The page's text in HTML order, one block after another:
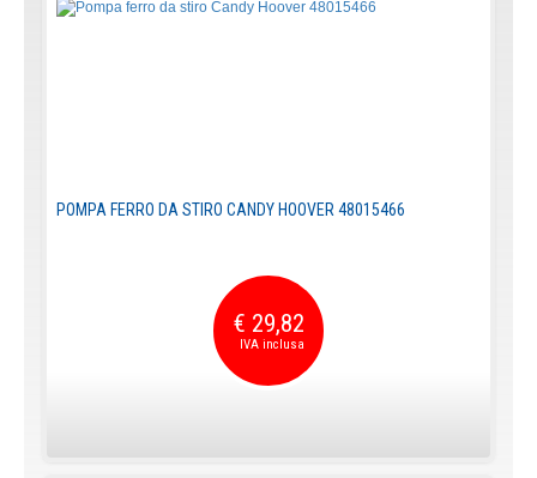
POMPA FERRO DA STIRO CANDY HOOVER 48015466
€ 29,82